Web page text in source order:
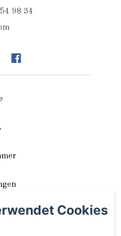
98 34
Cookies